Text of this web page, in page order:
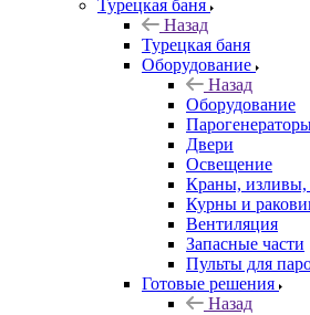
Турецкая баня
Назад
Турецкая баня
Оборудование
Назад
Оборудование
Двери
Освещение
Краны, изливы,
Курны и
Вентиляция
Запасные части
Пульты для
Готовые решения
Назад